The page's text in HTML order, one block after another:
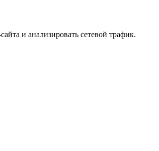
и анализировать сетевой трафик.